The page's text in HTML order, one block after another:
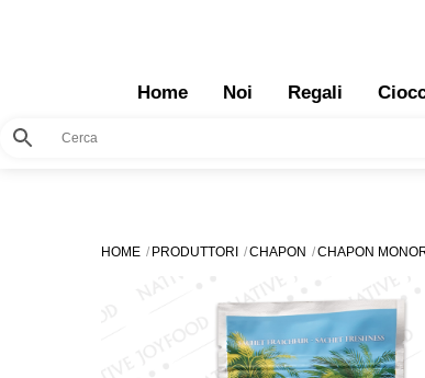
Home Noi Regali
HOME PRODUTTORI CHAPON CHAPON